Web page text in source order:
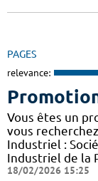
PAGES
relevance:
Vous êtes un
vous
Industriel :
Industriel de la
18/02/2026 15:25